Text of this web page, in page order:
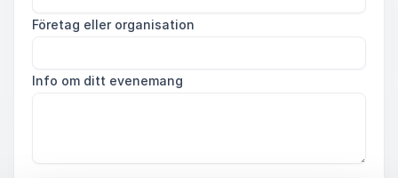
Företag eller organisation
Info om ditt evenemang